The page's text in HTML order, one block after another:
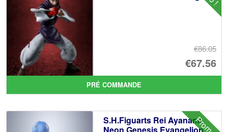
€86.05
Le
€67.56
Le
PRÉ COMMANDE
S.H.Figuarts Rei Ayanami